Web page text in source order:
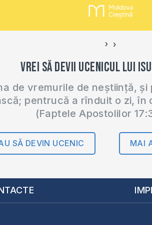
‹ ›
Vrei să devii ucenicul lui
de vremurile de neștiință,
pentrucă a rînduit o zi,
(Faptele Apostolilor
SĂ DEVIN UCENIC MAI